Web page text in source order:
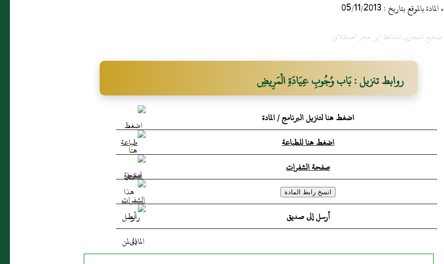
بتاريخ : 05/11/2013
صحيح البخاري للحافظ ابن حجر العسقلاني
روابط تنزيل : بَاب وُجُوبِ عِيَادَةِ الْمَرِيضِ
اضغط هنا لتنزيل البرنامج / المادة
اضغط هنا للطباعة
صفحة الشفرات
أرسل إلى صديق